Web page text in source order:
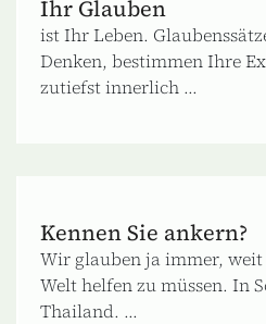
Ihr Glauben
ist Ihr Leben.
Denken, bestimmen Ihre
zutiefst innerlich ...
Kennen Sie ankern?
Wir glauben ja immer,
Welt helfen zu müssen. In
Thailand. ...